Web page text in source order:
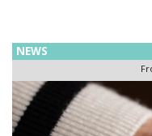
ラボレーション「 Ace
NEWS